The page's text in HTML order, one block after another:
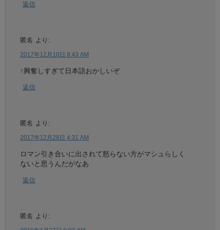
返信
匿名 より:
2017年12月10日 8:43 AM
↑興奮しすぎて日本語おかしいぞ
返信
匿名 より:
2017年12月28日 4:31 AM
ロマン引き合いに出されて怒らない方がマシュらしく
ないと思うんだがなあ
返信
匿名 より: